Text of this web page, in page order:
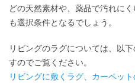
どの天然素材や、薬品で汚れに
も選択条件となるでしょう。
リビングのラグについては、以
すのでご覧ください。
リビングに敷くラグ、カーペッ